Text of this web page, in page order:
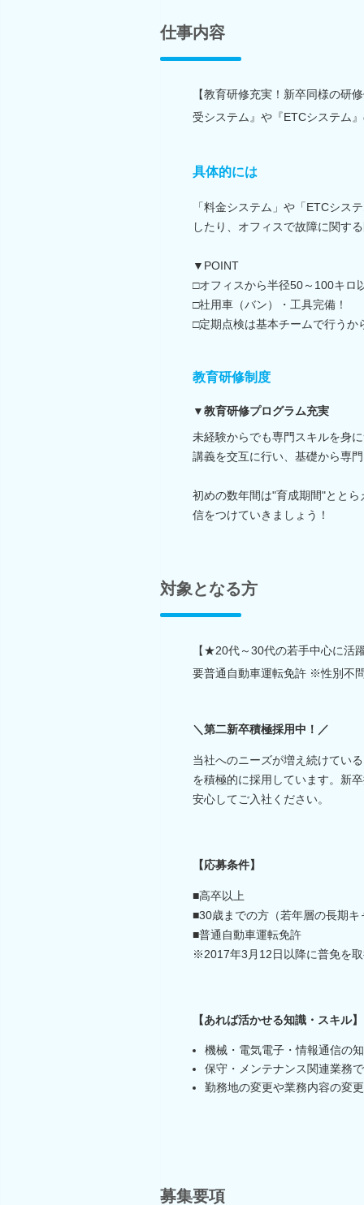
仕事内容
【教育研修充実！新卒同様の研
受システム』や『ETCシステム
具体的には
「料金システム」や「ETCシス
したり、オフィスで故障に関す
▼POINT
□オフィスから半径50～100キロ
□社用車（バン）・工具完備！
□定期点検は基本チームで行う
教育研修制度
▼教育研修プログラム充実
未経験からでも専門スキルを身
講義を交互に行い、基礎から専
初めの数年間は"育成期間"とと
信をつけていきましょう！
対象となる方
【★20代～30代の若手中心に活
要普通自動車運転免許 ※性別不
＼第二新卒積極採用中！／
当社へのニーズが増え続けてい
を積極的に採用しています。新
安心してご入社ください。
【応募条件】
■高卒以上
■30歳までの方（若年層の長期
■普通自動車運転免許
※2017年3月12日以降に普免を
【あれば活かせる知識・スキル】
機械・電気電子・情報通信の
保守・メンテナンス関連業務
勤務地の変更や業務内容の変
募集要項